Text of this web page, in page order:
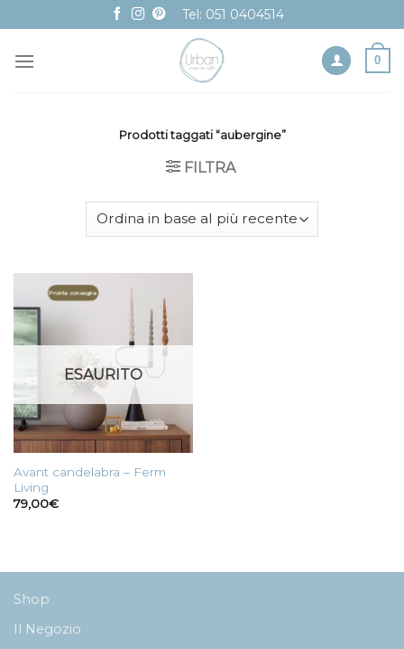
to
content
Tel: 051 0404514
0
Prodotti taggati “aubergine”
FILTRA
Pronta consegna
ESAURITO
Avant candelabra – Ferm
Living
79,00€
Shop
Il Negozio